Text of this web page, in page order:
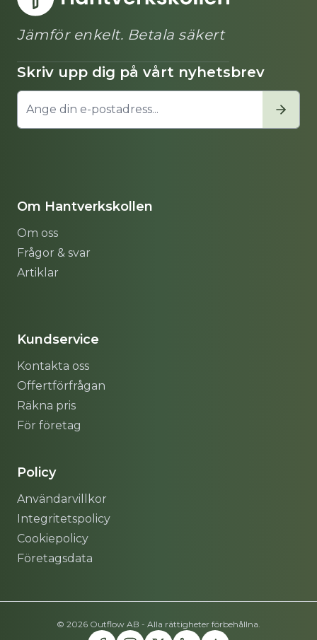
Jämför enkelt. Betala säkert
Skriv upp dig på vårt nyhetsbrev
Om Hantverkskollen
Om oss
Frågor & svar
Artiklar
Kundservice
Kontakta oss
Offertförfrågan
Räkna pris
För företag
Policy
Användarvillkor
Integritetspolicy
Cookiepolicy
Företagsdata
© 2026 Outflow AB - Alla rättigheter förbehållna.